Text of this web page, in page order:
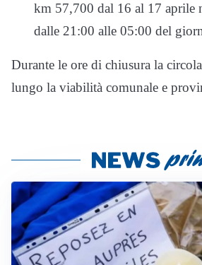
km 57,700 dal 16 al 17 aprile
dalle 21:00 alle 05:00 del
Durante le ore di chiusura la
lungo la viabilità comunale e